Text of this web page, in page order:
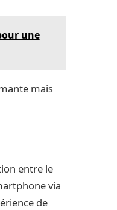
une
mais
entre le
via
de